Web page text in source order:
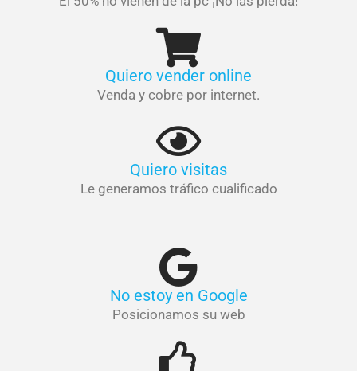
Quiero vender online
Venda y cobre por internet.
Quiero visitas
Le generamos tráfico cualificado
No estoy en Google
Posicionamos su web